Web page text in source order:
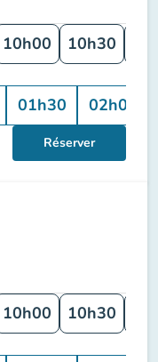
10h00 10h30
01h30 02h00
Réserver
10h00 10h30